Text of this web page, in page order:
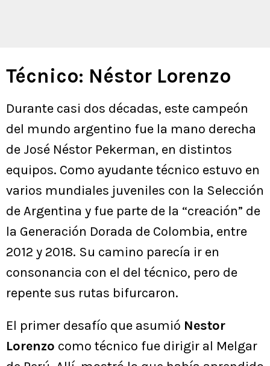
Técnico: Néstor Lorenzo
Durante casi dos décadas, este campeón
del mundo argentino fue la mano derecha
de José Néstor Pekerman, en distintos
equipos. Como ayudante técnico estuvo en
varios mundiales juveniles con la Selección
de Argentina y fue parte de la “creación” de
la Generación Dorada de Colombia, entre
2012 y 2018. Su camino parecía ir en
consonancia con el del técnico, pero de
repente sus rutas bifurcaron.
El primer desafío que asumió Nestor
Lorenzo como técnico fue dirigir al Melgar